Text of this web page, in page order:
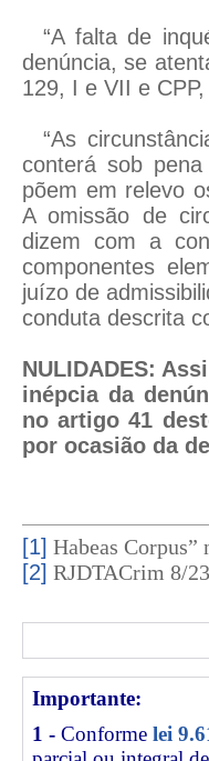
“A falta de
denúncia, se
129, I e VII e CPP,
“As
conterá sob
põem em relevo
A omissão de
dizem com a
componentes
juízo de
conduta descrita
NULIDADES:
inépcia da
no artigo 41
por ocasião da
[1] Habeas
[2] RJDTACrim 8/
Importante:
1 - Conforme lei